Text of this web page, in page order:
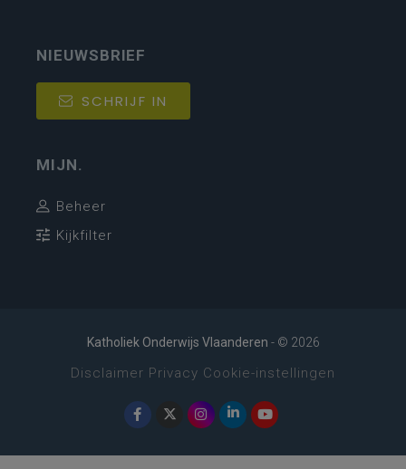
NIEUWSBRIEF
SCHRIJF IN
MIJN.
Beheer
Kijkfilter
Katholiek Onderwijs Vlaanderen - © 2026
Disclaimer Privacy Cookie-instellingen